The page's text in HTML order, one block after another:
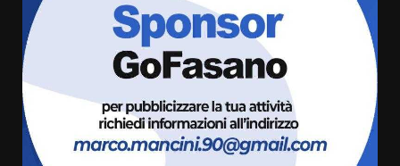
Carta d’identità: continua il piano
di aperture straordinarie del
Comune di Fasano
6 Agosto 2026 14:16
Grazia Neglia, coordinatrice
cittadina di Fratelli d’Italia,
pronta a tornare in Consiglio